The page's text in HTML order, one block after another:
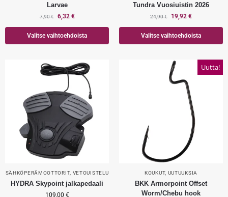
Larvae
7,90€ 6,32 €
Valitse vaihtoehdoista
Tundra Vuosiuistin 2026
24,90€ 19,92 €
Valitse vaihtoehdoista
SÄHKÖPERÄMOOTTORIT, VETOUISTELU
HYDRA Skypoint jalkapedaali
109,00 €
Uutta!
KOUKUT, UUTUUKSIA
BKK Armorpoint Offset
Worm/Chebu hook